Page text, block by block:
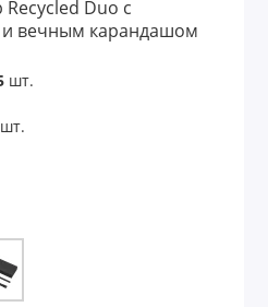
Duo c
вечным карандашом
шт.